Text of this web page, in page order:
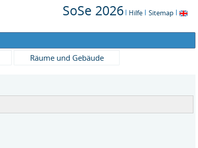
SoSe 2026 Hilfe Sitemap
Räume und Gebäude